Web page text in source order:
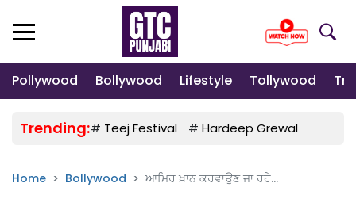
Pollywood Bollywood Lifestyle Tollywood
Trending:# Teej Festival # Hardeep Grewal
Home Bollywood ਆਮਿਰ ਖ਼ਾਨ ਕਰਵਾਉਣ ਜਾ ਰਹੇ...